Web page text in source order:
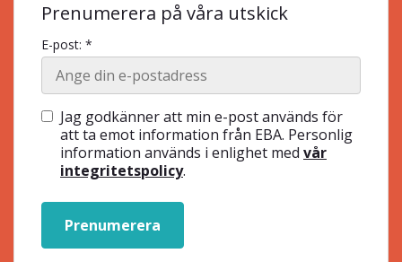
Prenumerera på våra utskick
E-post: *
Jag godkänner att min e-post används för
att ta emot information från EBA. Personlig
information används i enlighet med vår
integritetspolicy.
Prenumerera